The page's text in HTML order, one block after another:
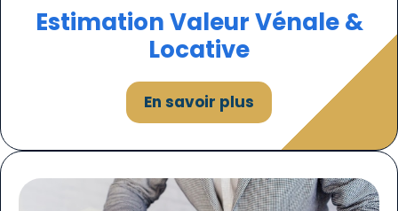
Estimation Valeur Vénale &
Locative
En savoir plus